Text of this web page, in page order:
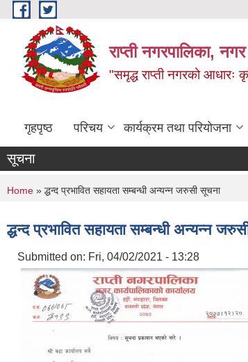
Skip to main content
राप्ती नगरपालिका,
"समृद्ध राप्ती नगरको आधारः
गृहपृष्ठ परिचय कार्यक्रम तथा परियोजना
सूचना
You are here
Home » द्धन्द प्रभावित सहायता सम्बन्धी अन्यन्न जरुसी सूचना
द्धन्द प्रभावित सहायता सम्बन्धी अन्यन्न
Submitted on: Fri, 04/02/2021 - 13:28